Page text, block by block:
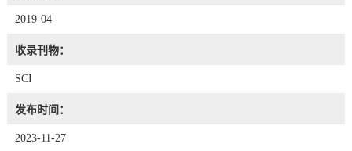
2019-04
收录刊物：
SCI
发布时间：
2023-11-27